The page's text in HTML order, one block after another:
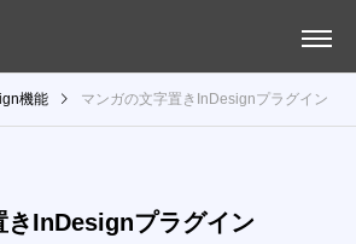
機能 マンガの文字置きInDesignプラグイン
きInDesignプラグイン